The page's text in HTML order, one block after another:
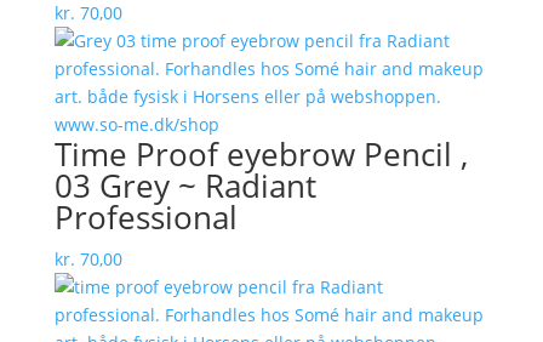
kr. 70,00
Time Proof eyebrow Pencil ,
03 Grey ~ Radiant
Professional
kr. 70,00